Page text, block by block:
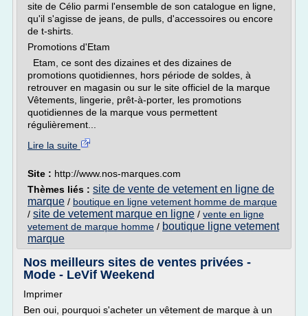
site de Célio parmi l'ensemble de son catalogue en ligne,
qu'il s'agisse de jeans, de pulls, d'accessoires ou encore
de t-shirts.
Promotions d'Etam
Etam, ce sont des dizaines et des dizaines de
promotions quotidiennes, hors période de soldes, à
retrouver en magasin ou sur le site officiel de la marque
Vêtements, lingerie, prêt-à-porter, les promotions
quotidiennes de la marque vous permettent
régulièrement...
Lire la suite
Site : http://www.nos-marques.com
Thèmes liés : site de vente de vetement en ligne de
marque / boutique en ligne vetement homme de marque
/ site de vetement marque en ligne / vente en ligne
vetement de marque homme / boutique ligne vetement
marque
Nos meilleurs sites de ventes privées -
Mode - LeVif Weekend
Imprimer
Ben oui, pourquoi s'acheter un vêtement de marque à un